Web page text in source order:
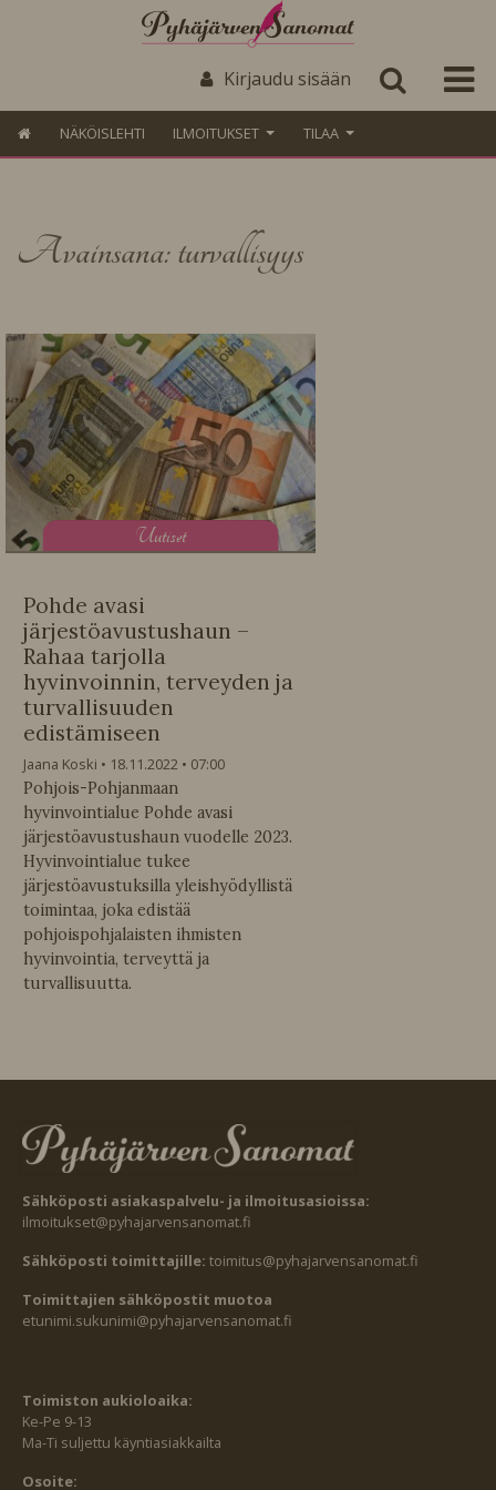
Kirjaudu sisään
NÄKÖISLEHTI ILMOITUKSET TILAA
Avainsana: turvallisyys
Uutiset
Pohde avasi
järjestöavustushaun –
Rahaa tarjolla
hyvinvoinnin, terveyden ja
turvallisuuden
edistämiseen
Jaana Koski 18.11.2022
07:00
Pohjois-Pohjanmaan
hyvinvointialue Pohde avasi
järjestöavustushaun vuodelle 2023.
Hyvinvointialue tukee
järjestöavustuksilla yleishyödyllistä
toimintaa, joka edistää
pohjoispohjalaisten ihmisten
hyvinvointia, terveyttä ja
turvallisuutta.
Sähköposti asiakaspalvelu- ja ilmoitusasioissa:
ilmoitukset@pyhajarvensanomat.fi
Sähköposti toimittajille: toimitus@pyhajarvensanomat.fi
Toimittajien sähköpostit muotoa
etunimi.sukunimi@pyhajarvensanomat.fi
Toimiston aukioloaika:
Ke-Pe 9-13
Ma-Ti suljettu käyntiasiakkailta
Osoite: